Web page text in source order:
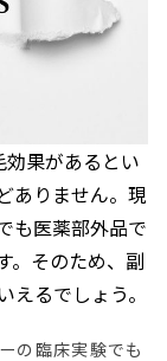
果があるとい
りません。 現
も医薬部外品で
。そのため、副
るでしょう。
の臨床実験でも